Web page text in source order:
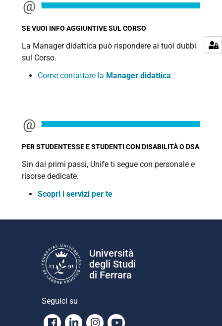
SE VUOI INFO AGGIUNTIVE SUL CORSO
La Manager didattica può rispondere ai tuoi dubbi
sul Corso.
Come contattare la Manager didattica
PER STUDENTESSE E STUDENTI CON DISABILITÀ O DSA
Sin dai primi passi, Unife ti segue con personale e
risorse dedicate.
Scopri i servizi per te
Università
degli Studi
di Ferrara
Seguici su
Facebook
LinkedinInstagram
Youtube